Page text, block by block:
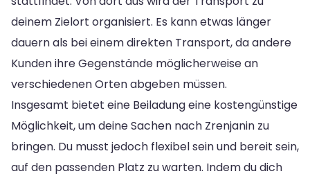
deinem Zielort organisiert. Es kann etwas länger
dauern als bei einem direkten Transport, da andere
Kunden ihre Gegenstände möglicherweise an
verschiedenen Orten abgeben müssen.
Insgesamt bietet eine Beiladung eine kostengünstige
Möglichkeit, um deine Sachen nach Zrenjanin zu
bringen. Du musst jedoch flexibel sein und bereit sein,
auf den passenden Platz zu warten. Indem du dich